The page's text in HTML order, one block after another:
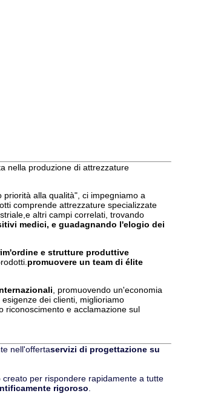
nella produzione di attrezzature
alla qualità", ci impegniamo a
comprende attrezzature specializzate
altri campi correlati, trovando
medici, e guadagnando l'elogio dei
e strutture produttive
promuovere un team di élite
, promuovendo un'economia
dei clienti, miglioriamo
riconoscimento e acclamazione sul
nell'offertaservizi di progettazione su
per rispondere rapidamente a tutte
rigoroso